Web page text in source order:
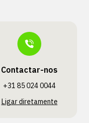
Contactar-nos
+31 85 024 0044
Ligar diretamente